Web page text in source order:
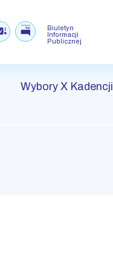
Biuletyn
Informacji
Publicznej
Wybory X Kadencji